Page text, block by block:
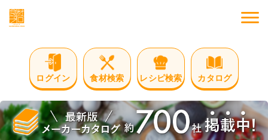
ログイン 食材検索 レシピ検索 カタログ